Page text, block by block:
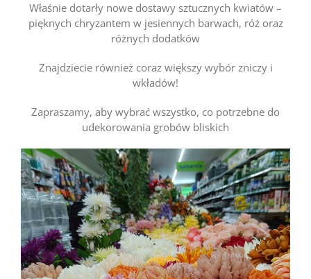
Właśnie dotarły nowe dostawy sztucznych kwiatów –
pięknych chryzantem w jesiennych barwach, róż oraz
różnych dodatków
Znajdziecie również coraz większy wybór zniczy i
wkładów!
Zapraszamy, aby wybrać wszystko, co potrzebne do
udekorowania grobów bliskich